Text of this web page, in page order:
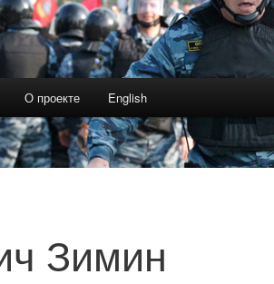
О проекте English
Зимин